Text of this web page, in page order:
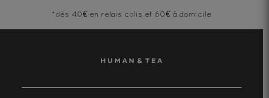
*dès 40€ en relais colis et 60€ à domicile